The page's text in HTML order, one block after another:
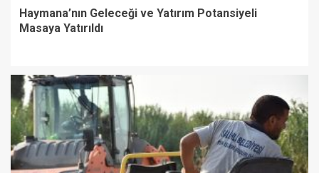
Haymana’nın Geleceği ve Yatırım Potansiyeli
Masaya Yatırıldı